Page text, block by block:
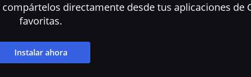
directamente desde tus aplicaciones de
favoritas.
Instalar ahora